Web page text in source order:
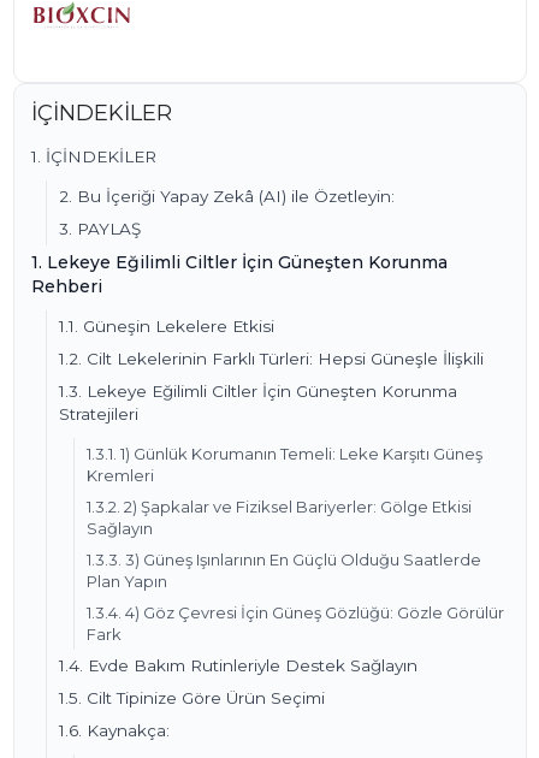
İÇİNDEKİLER
1. İÇİNDEKİLER
2. Bu İçeriği Yapay Zekâ (AI) ile Özetleyin:
3. PAYLAŞ
1. Lekeye Eğilimli Ciltler İçin Güneşten Korunma
Rehberi
1.1. Güneşin Lekelere Etkisi
1.2. Cilt Lekelerinin Farklı Türleri: Hepsi Güneşle İlişkili
1.3. Lekeye Eğilimli Ciltler İçin Güneşten Korunma
Stratejileri
1.3.1. 1) Günlük Korumanın Temeli: Leke Karşıtı Güneş
Kremleri
1.3.2. 2) Şapkalar ve Fiziksel Bariyerler: Gölge Etkisi
Sağlayın
1.3.3. 3) Güneş Işınlarının En Güçlü Olduğu Saatlerde
Plan Yapın
1.3.4. 4) Göz Çevresi İçin Güneş Gözlüğü: Gözle Görülür
Fark
1.4. Evde Bakım Rutinleriyle Destek Sağlayın
1.5. Cilt Tipinize Göre Ürün Seçimi
1.6. Kaynakça: